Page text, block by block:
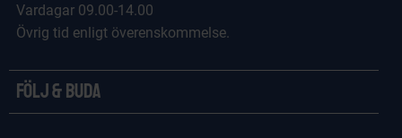
Vardagar 09.00-14.00
Övrig tid enligt överenskommelse.
Följ & Buda